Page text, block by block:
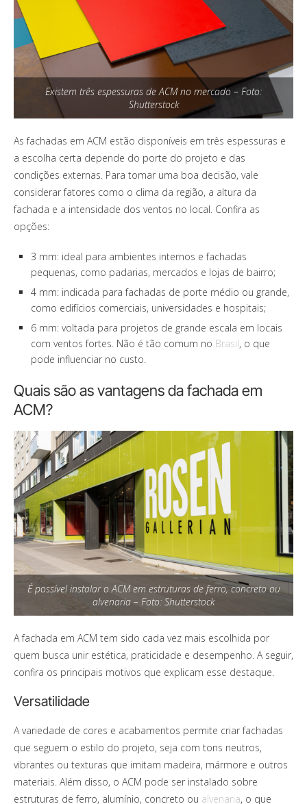
Existem três espessuras de ACM no mercado – Foto:
Shutterstock
As fachadas em ACM estão disponíveis em três espessuras e
a escolha certa depende do porte do projeto e das
condições externas. Para tomar uma boa decisão, vale
considerar fatores como o clima da região, a altura da
fachada e a intensidade dos ventos no local. Confira as
opções:
3 mm: ideal para ambientes internos e fachadas
pequenas, como padarias, mercados e lojas de bairro;
4 mm: indicada para fachadas de porte médio ou grande,
como edifícios comerciais, universidades e hospitais;
6 mm: voltada para projetos de grande escala em locais
com ventos fortes. Não é tão comum no Brasil, o que
pode influenciar no custo.
Quais são as vantagens da fachada em
ACM?
É possível instalar o ACM em estruturas de ferro, concreto ou
alvenaria – Foto: Shutterstock
A fachada em ACM tem sido cada vez mais escolhida por
quem busca unir estética, praticidade e desempenho. A seguir,
confira os principais motivos que explicam esse destaque.
Versatilidade
A variedade de cores e acabamentos permite criar fachadas
que seguem o estilo do projeto, seja com tons neutros,
vibrantes ou texturas que imitam madeira, mármore e outros
materiais. Além disso, o ACM pode ser instalado sobre
estruturas de ferro, alumínio, concreto ou alvenaria, o que